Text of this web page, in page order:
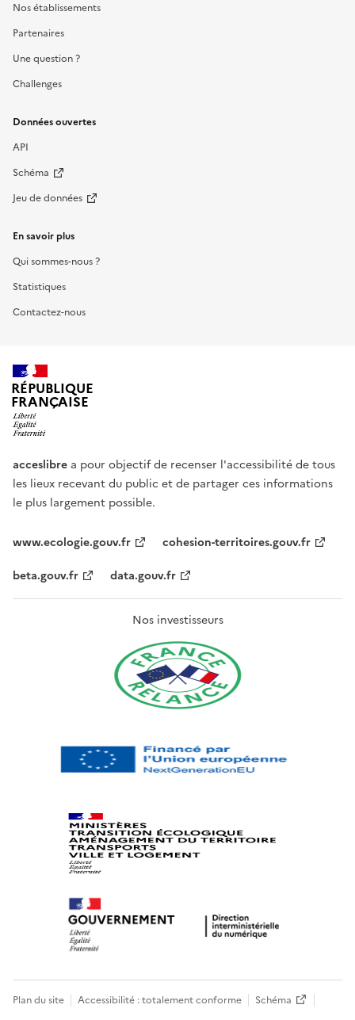
Nos établissements
Partenaires
Une question ?
Challenges
Données ouvertes
API
Schéma
Jeu de données
En savoir plus
Qui sommes-nous ?
Statistiques
Contactez-nous
RÉPUBLIQUE
FRANÇAISE
acceslibre a pour objectif de recenser l'accessibilité de tous
les lieux recevant du public et de partager ces informations
le plus largement possible.
www.ecologie.gouv.fr
cohesion-territoires.gouv.fr
beta.gouv.fr
data.gouv.fr
Nos investisseurs
Plan du site Accessibilité : totalement conforme Schéma